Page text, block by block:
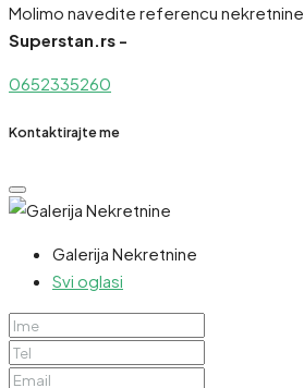
Molimo navedite referencu nekretnine
Superstan.rs -
0652335260
Kontaktirajte me
Galerija Nekretnine
Svi oglasi